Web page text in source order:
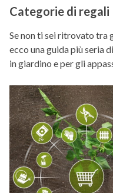
Categorie di regali
Se non ti sei ritrovato tra
ecco una guida più seria
in giardino e per gli